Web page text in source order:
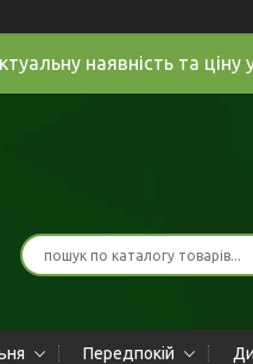
наявність та ціну
Передпокій